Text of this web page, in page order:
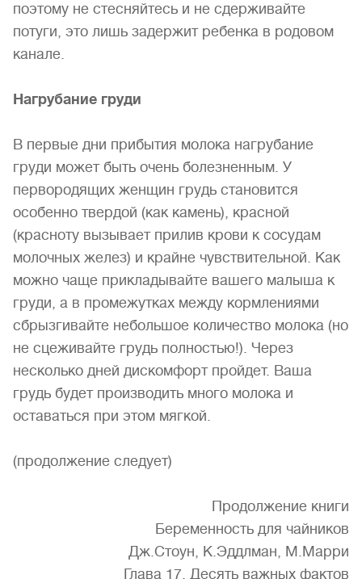
поэтому не стесняйтесь и не сдерживайте
потуги, это лишь задержит ребенка в родовом
канале.
Нагрубание груди
В первые дни прибытия молока нагрубание
груди может быть очень болезненным. У
первородящих женщин грудь ста­новится
особенно твердой (как камень), красной
(красноту вы­зывает прилив крови к сосудам
молочных желез) и крайне чув­ствительной. Как
можно чаще прикладывайте вашего малыша к
груди, а в промежутках между кормлениями
сбрызгивайте небольшое количество молока (но
не сцеживайте грудь полно­стью!). Через
несколько дней дискомфорт пройдет. Ваша
грудь будет производить много молока и
оставаться при этом мягкой.
(продолжение следует)
Продолжение книги
Беременность для чайников
Дж.Стоун, К.Эддлман, М.Марри
Глава 17. Десять важных фактов